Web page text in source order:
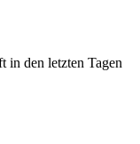
in den letzten Tagen